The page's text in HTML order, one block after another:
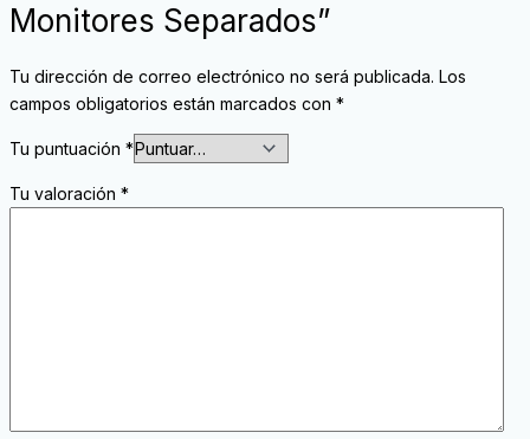
Monitores Separados”
Tu dirección de correo electrónico no será publicada. Los
campos obligatorios están marcados con *
Tu puntuación *
Tu valoración *